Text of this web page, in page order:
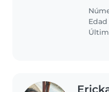
busca
solo